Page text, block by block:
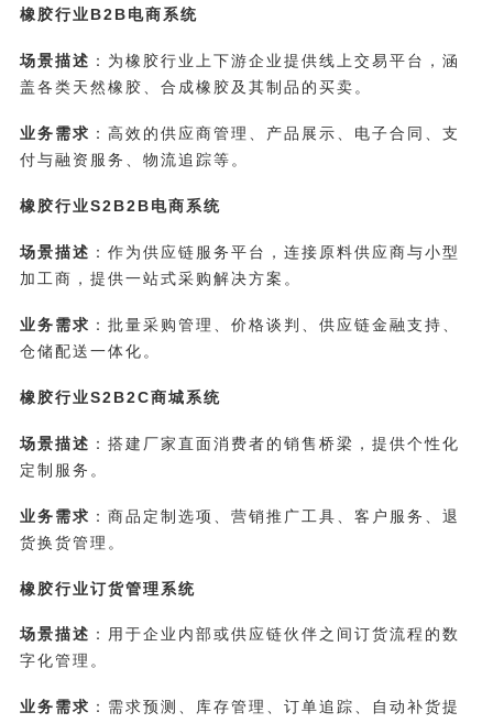
橡胶行业B2B电商系统
场景描述 ：为橡胶行业上下游企业提供线上交易平台，涵
盖各类天然橡胶、合成橡胶及其制品的买卖。
业务需求 ：高效的供应商管理、产品展示、电子合同、支
付与融资服务、物流追踪等。
橡胶行业S2B2B电商系统
场景描述 ：作为供应链服务平台，连接原料供应商与小型
加工商，提供一站式采购解决方案。
业务需求 ：批量采购管理、价格谈判、供应链金融支持、
仓储配送一体化。
橡胶行业S2B2C商城系统
场景描述 ：搭建厂家直面消费者的销售桥梁，提供个性化
定制服务。
业务需求 ：商品定制选项、营销推广工具、客户服务、退
货换货管理。
橡胶行业订货管理系统
场景描述 ：用于企业内部或供应链伙伴之间订货流程的数
字化管理。
业务需求 ：需求预测、库存管理、订单追踪、自动补货提